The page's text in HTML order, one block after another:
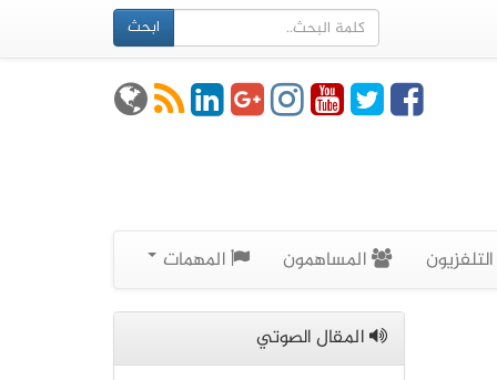
ابحث
التلفزيون المساهمون المهمات
المقال الصوتي